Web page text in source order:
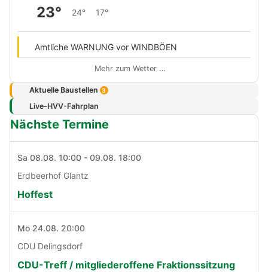
23° 24° 17°
Amtliche WARNUNG vor WINDBÖEN
Mehr zum Wetter …
Aktuelle Baustellen 3
Live-HVV-Fahrplan
Nächste Termine
Sa 08.08. 10:00 - 09.08. 18:00
Erdbeerhof Glantz
Hoffest
Mo 24.08. 20:00
CDU Delingsdorf
CDU-Treff / mitgliederoffene Fraktionssitzung